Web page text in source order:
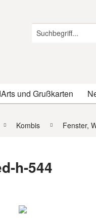
und Grußkarten
Kombis Fenster,
h-544